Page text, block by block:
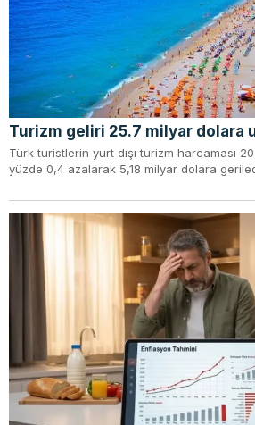
Turizm geliri 25.7 milyar dolara
Türk turistlerin yurt dışı turizm harcaması
yüzde 0,4 azalarak 5,18 milyar dolara